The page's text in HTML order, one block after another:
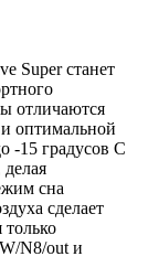
Super станет
отличаются
оптимальной
-15 градусов С
сна
сделает
N8/out и